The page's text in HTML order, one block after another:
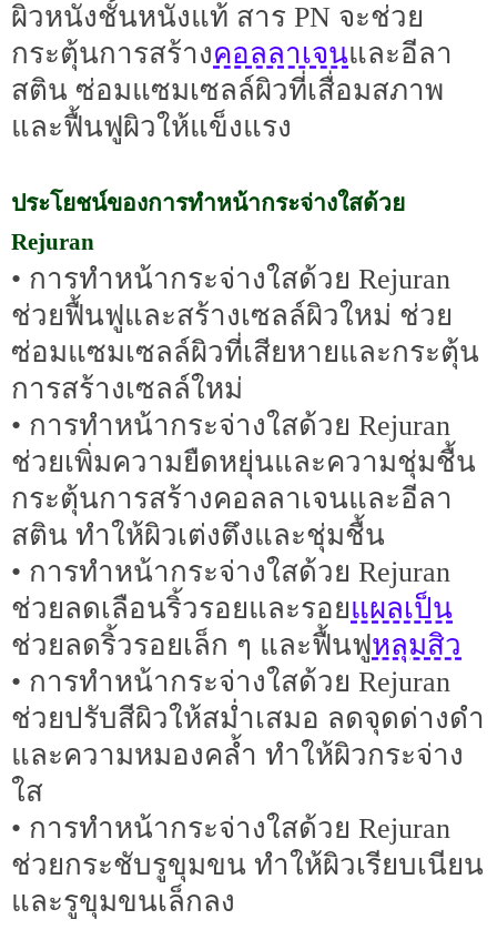
ผิวหนังชั้นหนังแท้ สาร PN จะช่วย
กระตุ้นการสร้างคอลลาเจนและอีลา
สติน ซ่อมแซมเซลล์ผิวที่เสื่อมสภาพ
และฟื้นฟูผิวให้แข็งแรง
ประโยชน์ของการทำหน้ากระจ่างใสด้วย
Rejuran
• การทำหน้ากระจ่างใสด้วย Rejuran
ช่วยฟื้นฟูและสร้างเซลล์ผิวใหม่ ช่วย
ซ่อมแซมเซลล์ผิวที่เสียหายและกระตุ้น
การสร้างเซลล์ใหม่
• การทำหน้ากระจ่างใสด้วย Rejuran
ช่วยเพิ่มความยืดหยุ่นและความชุ่มชื้น
กระตุ้นการสร้างคอลลาเจนและอีลา
สติน ทำให้ผิวเต่งตึงและชุ่มชื้น
• การทำหน้ากระจ่างใสด้วย Rejuran
ช่วยลดเลือนริ้วรอยและรอยแผลเป็น
ช่วยลดริ้วรอยเล็ก ๆ และฟื้นฟูหลุมสิว
• การทำหน้ากระจ่างใสด้วย Rejuran
ช่วยปรับสีผิวให้สม่ำเสมอ ลดจุดด่างดำ
และความหมองคล้ำ ทำให้ผิวกระจ่าง
ใส
• การทำหน้ากระจ่างใสด้วย Rejuran
ช่วยกระชับรูขุมขน ทำให้ผิวเรียบเนียน
และรูขุมขนเล็กลง